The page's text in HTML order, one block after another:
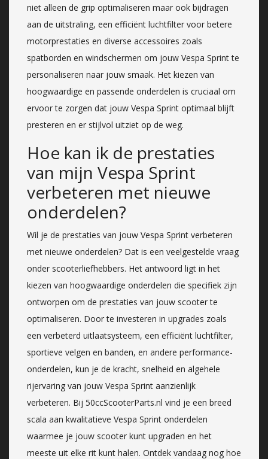
niet alleen de grip optimaliseren maar ook bijdragen
aan de uitstraling, een efficiënt luchtfilter voor betere
motorprestaties en diverse accessoires zoals
spatborden en windschermen om jouw Vespa Sprint te
personaliseren naar jouw smaak. Het kiezen van
hoogwaardige en passende onderdelen is cruciaal om
ervoor te zorgen dat jouw Vespa Sprint optimaal blijft
presteren en er stijlvol uitziet op de weg.
Hoe kan ik de prestaties
van mijn Vespa Sprint
verbeteren met nieuwe
onderdelen?
Wil je de prestaties van jouw Vespa Sprint verbeteren
met nieuwe onderdelen? Dat is een veelgestelde vraag
onder scooterliefhebbers. Het antwoord ligt in het
kiezen van hoogwaardige onderdelen die specifiek zijn
ontworpen om de prestaties van jouw scooter te
optimaliseren. Door te investeren in upgrades zoals
een verbeterd uitlaatsysteem, een efficiënt luchtfilter,
sportieve velgen en banden, en andere performance-
onderdelen, kun je de kracht, snelheid en algehele
rijervaring van jouw Vespa Sprint aanzienlijk
verbeteren. Bij 50ccScooterParts.nl vind je een breed
scala aan kwalitatieve Vespa Sprint onderdelen
waarmee je jouw scooter kunt upgraden en het
meeste uit elke rit kunt halen. Ontdek vandaag nog hoe